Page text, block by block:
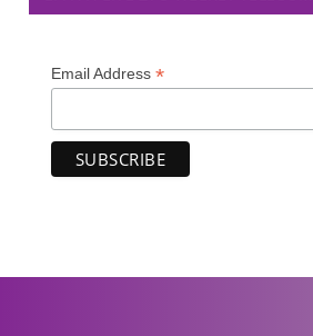
Email Address *